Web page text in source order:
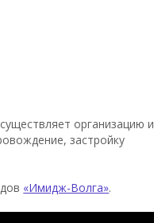
организацию и
застройку
«Имидж-Волга».